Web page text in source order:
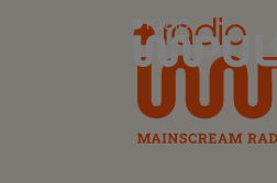
Radio Impuls